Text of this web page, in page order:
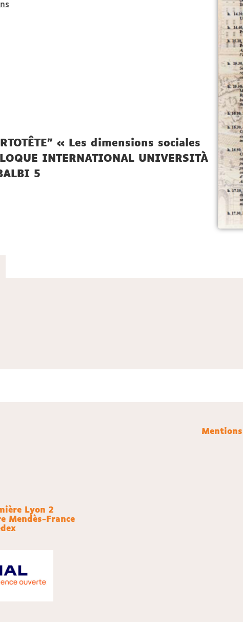
« Les dimensions sociales
INTERNATIONAL UNIVERSITÀ
5
Lyon 2
Mendès-France